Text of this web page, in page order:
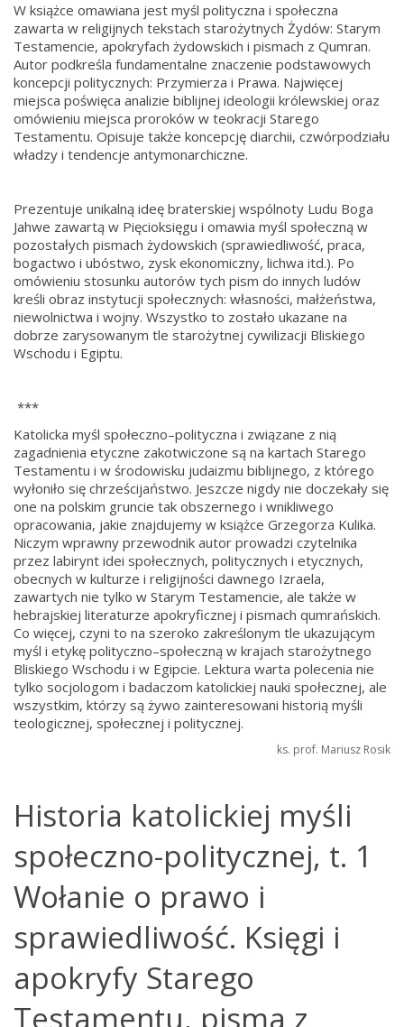
W książce omawiana jest myśl polityczna i społeczna
zawarta w religijnych tekstach starożytnych Żydów: Starym
Testamencie, apokryfach żydowskich i pismach z Qumran.
Autor podkreśla fundamentalne znaczenie podstawowych
koncepcji politycznych: Przymierza i Prawa. Najwięcej
miejsca poświęca analizie biblijnej ideologii królewskiej oraz
omówieniu miejsca proroków w teokracji Starego
Testamentu. Opisuje także koncepcję diarchii, czwórpodziału
władzy i tendencje antymonarchiczne.
Prezentuje unikalną ideę braterskiej wspólnoty Ludu Boga
Jahwe zawartą w Pięcioksięgu i omawia myśl społeczną w
pozostałych pismach żydowskich (sprawiedliwość, praca,
bogactwo i ubóstwo, zysk ekonomiczny, lichwa itd.). Po
omówieniu stosunku autorów tych pism do innych ludów
kreśli obraz instytucji społecznych: własności, małżeństwa,
niewolnictwa i wojny. Wszystko to zostało ukazane na
dobrze zarysowanym tle starożytnej cywilizacji Bliskiego
Wschodu i Egiptu.
***
Katolicka myśl społeczno–polityczna i związane z nią
zagadnienia etyczne zakotwiczone są na kartach Starego
Testamentu i w środowisku judaizmu biblijnego, z którego
wyłoniło się chrześcijaństwo. Jeszcze nigdy nie doczekały się
one na polskim gruncie tak obszernego i wnikliwego
opracowania, jakie znajdujemy w książce Grzegorza Kulika.
Niczym wprawny przewodnik autor prowadzi czytelnika
przez labirynt idei społecznych, politycznych i etycznych,
obecnych w kulturze i religijności dawnego Izraela,
zawartych nie tylko w Starym Testamencie, ale także w
hebrajskiej literaturze apokryficznej i pismach qumrańskich.
Co więcej, czyni to na szeroko zakreślonym tle ukazującym
myśl i etykę polityczno–społeczną w krajach starożytnego
Bliskiego Wschodu i w Egipcie. Lektura warta polecenia nie
tylko socjologom i badaczom katolickiej nauki społecznej, ale
wszystkim, którzy są żywo zainteresowani historią myśli
teologicznej, społecznej i politycznej.
ks. prof. Mariusz Rosik
Historia katolickiej myśli
społeczno-politycznej, t. 1
Wołanie o prawo i
sprawiedliwość. Księgi i
apokryfy Starego
Testamentu, pisma z